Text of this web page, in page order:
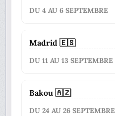
DU 4 AU 6 SEPTEMBRE
Madrid 🇪🇸
DU 11 AU 13 SEPTEMBRE
Bakou 🇦🇿
DU 24 AU 26 SEPTEMBRE